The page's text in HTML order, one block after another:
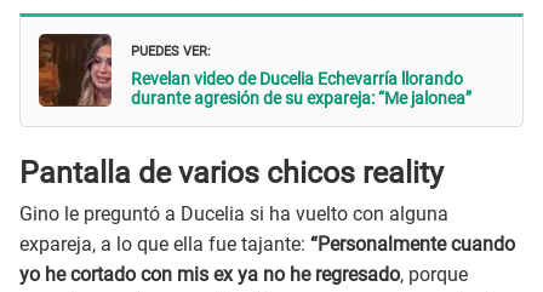
PUEDES VER:
Revelan video de Ducelia Echevarría llorando
durante agresión de su expareja: “Me jalonea”
Pantalla de varios chicos reality
Gino le preguntó a Ducelia si ha vuelto con alguna
expareja, a lo que ella fue tajante: “Personalmente cuando
yo he cortado con mis ex ya no he regresado, porque